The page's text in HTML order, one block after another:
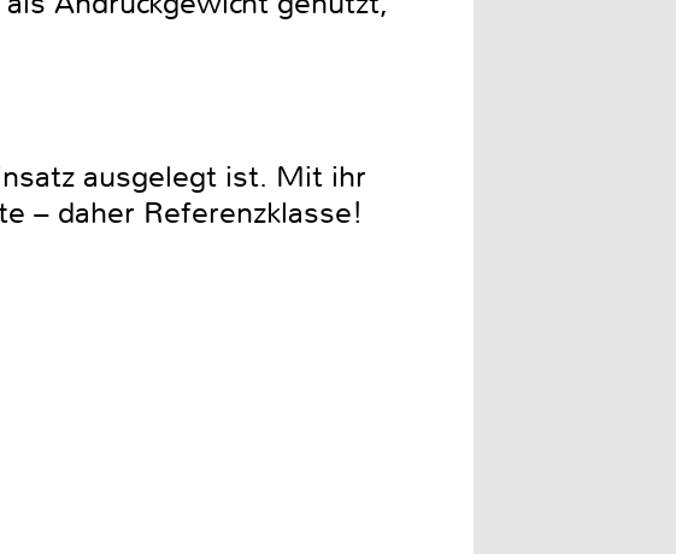
ausgelegt ist. Mit ihr
– daher Referenzklasse!